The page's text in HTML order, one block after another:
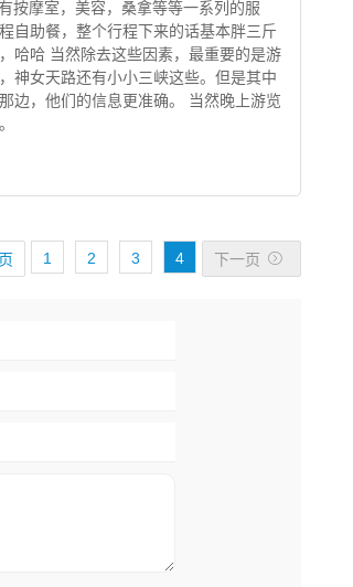
按摩室，美容，桑拿等等一系列的服
自助餐，整个行程下来的话基本胖三斤
哈哈 当然除去这些因素，最重要的是游
神女天路还有小小三峡这些。但是其中
边，他们的信息更准确。 当然晚上游览
1 2 3 4 下一页 